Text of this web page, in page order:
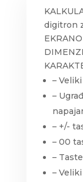
digitron
–
–
– +/-
– 00
–
–